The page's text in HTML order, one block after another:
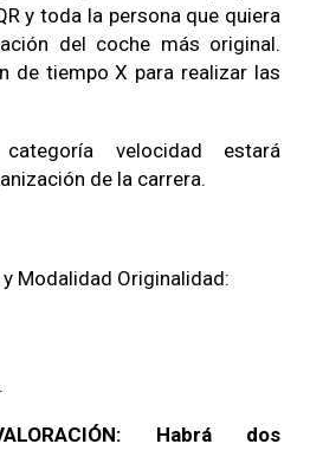
y toda la persona que quiera
del coche más original.
de tiempo X para realizar las
velocidad estará
de la carrera.
Modalidad Originalidad:
Habrá dos